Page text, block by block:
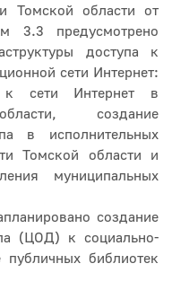
Томской области от
3.3 предусмотрено
доступа к
сети Интернет:
к сети Интернет в
создание
в исполнительных
Томской области и
муниципальных
создание
(ЦОД) к социально-
библиотек